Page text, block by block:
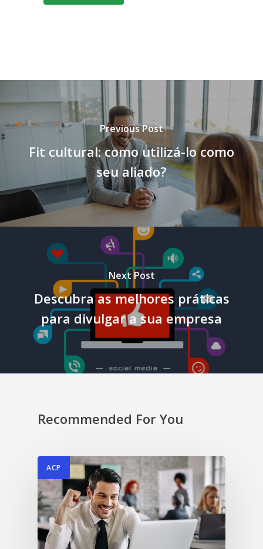
Previous Post
Fit cultural: como utilizá-lo como
seu aliado?
Next Post
Descubra as melhores práticas
para divulgar a sua empresa
Recommended For You
ACP